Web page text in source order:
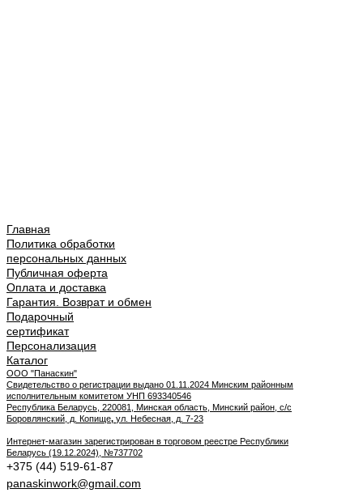
Главная
Политика обработки
персональных данных
Публичная оферта
Оплата и доставка
Гарантия. Возврат и обмен
Подарочный
сертификат
Персонализация
Каталог
ООО "Панаскин"
Свидетельство о регистрации выдано 01.11.2024 Минским районным
исполнительным комитетом УНП 693340546
Республика Беларусь, 220081, Минская область, Минский район, с/с
Боровлянский, д. Копище, ул. Небесная, д. 7-23
Интернет-магазин зарегистрирован в торговом реестре Республики
Беларусь (19.12.2024), №737702
+375 (44) 519-61-87
panaskinwork@gmail.com